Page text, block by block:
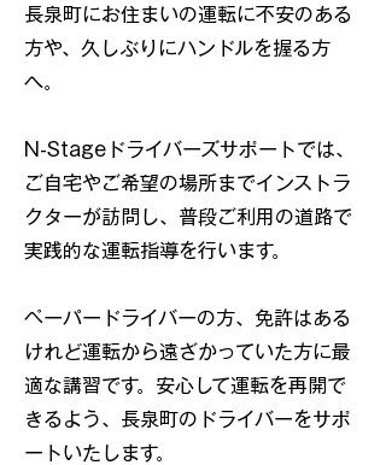
長泉町にお住まいの運転に不安のある
方や、久しぶりにハンドルを握る方
へ。
N-Stageドライバーズサポートでは、
ご自宅やご希望の場所までインストラ
クターが訪問し、普段ご利用の道路で
実践的な運転指導を行います。
ペーパードライバーの方、免許はある
けれど運転から遠ざかっていた方に最
適な講習です。安心して運転を再開で
きるよう、長泉町のドライバーをサポ
ートいたします。